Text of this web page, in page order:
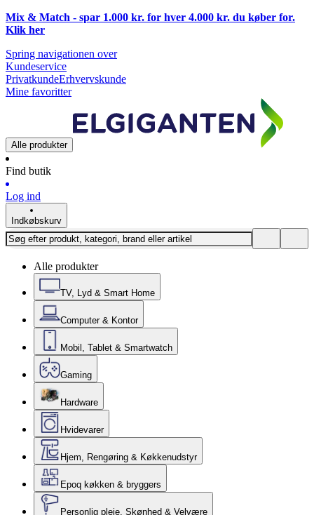
Mix & Match - spar 1.000 kr. for hver 4.000 kr. du køber for.
Klik her
Spring navigationen over
Kundeservice
PrivatkundeErhvervskunde
Mine favoritter
Alle produkter
Find butik
Log ind
Indkøbskurv
Alle produkter
TV, Lyd & Smart Home
Computer & Kontor
Mobil, Tablet & Smartwatch
Gaming
Hardware
Hvidevarer
Hjem, Rengøring & Køkkenudstyr
Epoq køkken & bryggers
Personlig pleje, Skønhed & Velvære